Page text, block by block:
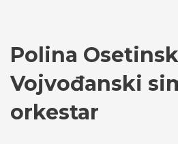
Polina
Vojvođanski
orkestar